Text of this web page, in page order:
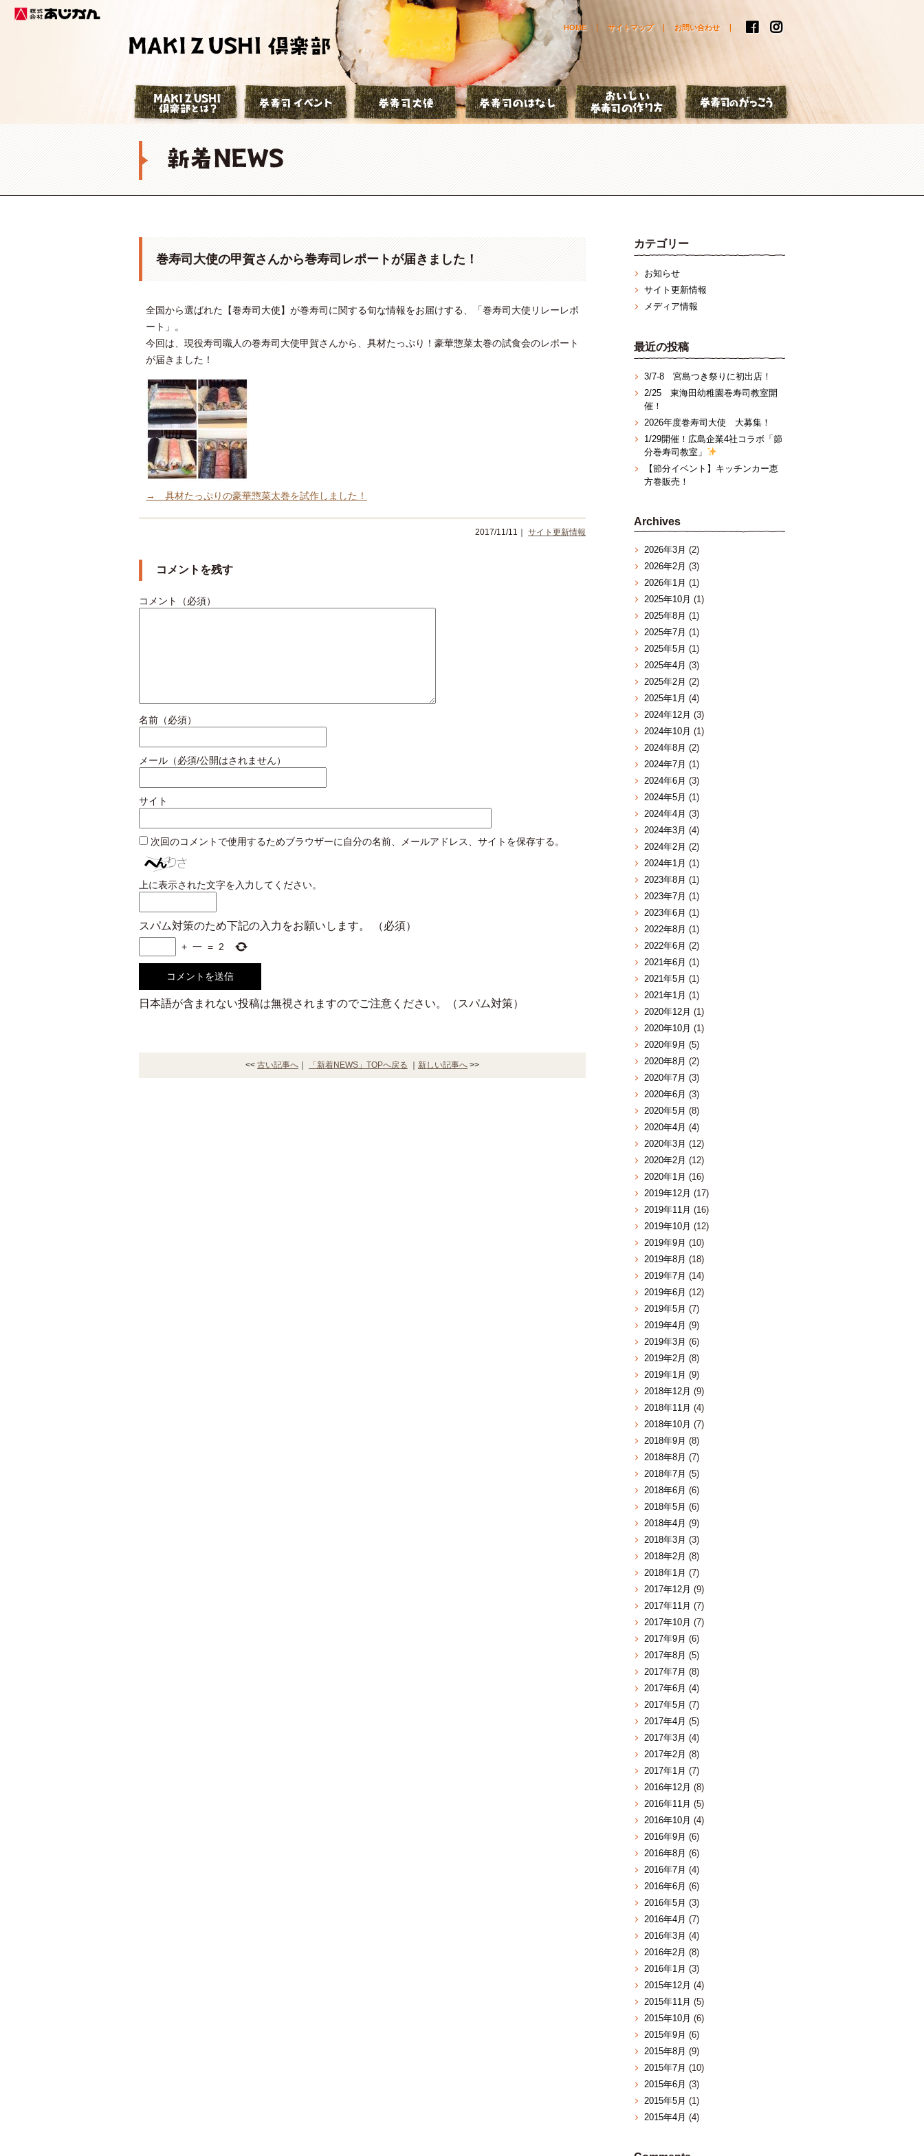
株式会社あじかん お問い合わせ
サイトマップ
HOME
巻寿司倶楽部とは？ 巻寿司イベント 巻寿司大使 巻寿司のはなし おいしい巻寿司の作り方
巻寿司大使の甲賀さんから巻寿司レポートが届きました！
全国から選ばれた【巻寿司大使】が巻寿司に関する旬な情報をお届けする、「巻寿司大使リレーレポ
ート」。
今回は、現役寿司職人の巻寿司大使甲賀さんから、具材たっぷり！豪華惣菜太巻の試食会のレポート
が届きました！
→ 具材たっぷりの豪華惣菜太巻を試作しました！
2017/11/11｜ サイト更新情報
コメントを残す
コメント（必須）
名前（必須）
メール（必須/公開はされません）
サイト
次回のコメントで使用するためブラウザーに自分の名前、メールアドレス、サイトを保存する。
上に表示された文字を入力してください。
スパム対策のため下記の入力をお願いします。 （必須）
+ 一 = 2
日本語が含まれない投稿は無視されますのでご注意ください。（スパム対策）
<< 古い記事へ 「新着NEWS」TOPへ戻る 新しい記事へ >>
カテゴリー
お知らせ
サイト更新情報
メディア情報
最近の投稿
3/7‐8 宮島つき祭りに初出店！
2/25 東海田幼稚園巻寿司教室開
催！
2026年度巻寿司大使 大募集！
1/29開催！広島企業4社コラボ「節
分巻寿司教室」
【節分イベント】キッチンカー恵
方巻販売！
Archives
2026年3月 (2)
2026年2月 (3)
2026年1月 (1)
2025年10月 (1)
2025年8月 (1)
2025年7月 (1)
2025年5月 (1)
2025年4月 (3)
2025年2月 (2)
2025年1月 (4)
2024年12月 (3)
2024年10月 (1)
2024年8月 (2)
2024年7月 (1)
2024年6月 (3)
2024年5月 (1)
2024年4月 (3)
2024年3月 (4)
2024年2月 (2)
2024年1月 (1)
2023年8月 (1)
2023年7月 (1)
2023年6月 (1)
2022年8月 (1)
2022年6月 (2)
2021年6月 (1)
2021年5月 (1)
2021年1月 (1)
2020年12月 (1)
2020年10月 (1)
2020年9月 (5)
2020年8月 (2)
2020年7月 (3)
2020年6月 (3)
2020年5月 (8)
2020年4月 (4)
2020年3月 (12)
2020年2月 (12)
2020年1月 (16)
2019年12月 (17)
2019年11月 (16)
2019年10月 (12)
2019年9月 (10)
2019年8月 (18)
2019年7月 (14)
2019年6月 (12)
2019年5月 (7)
2019年4月 (9)
2019年3月 (6)
2019年2月 (8)
2019年1月 (9)
2018年12月 (9)
2018年11月 (4)
2018年10月 (7)
2018年9月 (8)
2018年8月 (7)
2018年7月 (5)
2018年6月 (6)
2018年5月 (6)
2018年4月 (9)
2018年3月 (3)
2018年2月 (8)
2018年1月 (7)
2017年12月 (9)
2017年11月 (7)
2017年10月 (7)
2017年9月 (6)
2017年8月 (5)
2017年7月 (8)
2017年6月 (4)
2017年5月 (7)
2017年4月 (5)
2017年3月 (4)
2017年2月 (8)
2017年1月 (7)
2016年12月 (8)
2016年11月 (5)
2016年10月 (4)
2016年9月 (6)
2016年8月 (6)
2016年7月 (4)
2016年6月 (6)
2016年5月 (3)
2016年4月 (7)
2016年3月 (4)
2016年2月 (8)
2016年1月 (3)
2015年12月 (4)
2015年11月 (5)
2015年10月 (6)
2015年9月 (6)
2015年8月 (9)
2015年7月 (10)
2015年6月 (3)
2015年5月 (1)
2015年4月 (4)